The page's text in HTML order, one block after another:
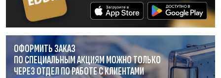
ОФОРМИТЬ ЗАКАЗ
ПО СПЕЦИАЛЬНЫМ АКЦИЯМ МОЖНО ТОЛЬКО
ЧЕРЕЗ ОТДЕЛПО РАБОТЕС КЛИЕНТАМИ